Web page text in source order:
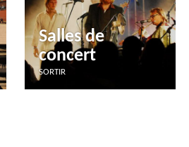
Salles de
concert
SORTIR